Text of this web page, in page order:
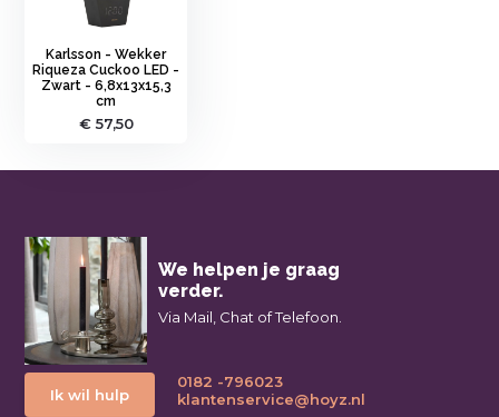
Karlsson - Wekker
Riqueza Cuckoo LED -
Zwart - 6,8x13x15,3
cm
€ 57,50
We helpen je graag
verder.
Via Mail, Chat of Telefoon.
Ik wil hulp
0182 -796023
klantenservice@hoyz.nl